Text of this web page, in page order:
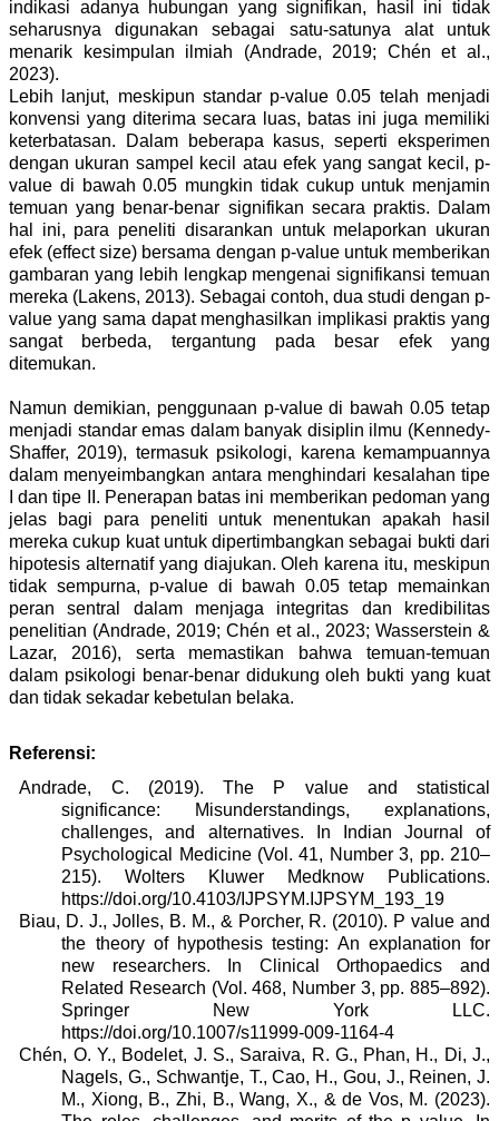
indikasi adanya hubungan yang signifikan, hasil ini tidak
seharusnya digunakan sebagai satu-satunya alat untuk
menarik kesimpulan ilmiah (Andrade, 2019; Chén et al.,
2023).
Lebih lanjut, meskipun standar p-value 0.05 telah menjadi
konvensi yang diterima secara luas, batas ini juga memiliki
keterbatasan. Dalam beberapa kasus, seperti eksperimen
dengan ukuran sampel kecil atau efek yang sangat kecil, p-
value di bawah 0.05 mungkin tidak cukup untuk menjamin
temuan yang benar-benar signifikan secara praktis. Dalam
hal ini, para peneliti disarankan untuk melaporkan ukuran
efek (effect size) bersama dengan p-value untuk memberikan
gambaran yang lebih lengkap mengenai signifikansi temuan
mereka (Lakens, 2013). Sebagai contoh, dua studi dengan p-
value yang sama dapat menghasilkan implikasi praktis yang
sangat berbeda, tergantung pada besar efek yang
ditemukan.
Namun demikian, penggunaan p-value di bawah 0.05 tetap
menjadi standar emas dalam banyak disiplin ilmu (Kennedy-
Shaffer, 2019), termasuk psikologi, karena kemampuannya
dalam menyeimbangkan antara menghindari kesalahan tipe
I dan tipe II. Penerapan batas ini memberikan pedoman yang
jelas bagi para peneliti untuk menentukan apakah hasil
mereka cukup kuat untuk dipertimbangkan sebagai bukti dari
hipotesis alternatif yang diajukan. Oleh karena itu, meskipun
tidak sempurna, p-value di bawah 0.05 tetap memainkan
peran sentral dalam menjaga integritas dan kredibilitas
penelitian (Andrade, 2019; Chén et al., 2023; Wasserstein &
Lazar, 2016), serta memastikan bahwa temuan-temuan
dalam psikologi benar-benar didukung oleh bukti yang kuat
dan tidak sekadar kebetulan belaka.
Referensi:
Andrade, C. (2019). The P value and statistical
significance: Misunderstandings, explanations,
challenges, and alternatives. In Indian Journal of
Psychological Medicine (Vol. 41, Number 3, pp. 210–
215). Wolters Kluwer Medknow Publications.
https://doi.org/10.4103/IJPSYM.IJPSYM_193_19
Biau, D. J., Jolles, B. M., & Porcher, R. (2010). P value and
the theory of hypothesis testing: An explanation for
new researchers. In Clinical Orthopaedics and
Related Research (Vol. 468, Number 3, pp. 885–892).
Springer New York LLC.
https://doi.org/10.1007/s11999-009-1164-4
Chén, O. Y., Bodelet, J. S., Saraiva, R. G., Phan, H., Di, J.,
Nagels, G., Schwantje, T., Cao, H., Gou, J., Reinen, J.
M., Xiong, B., Zhi, B., Wang, X., & de Vos, M. (2023).